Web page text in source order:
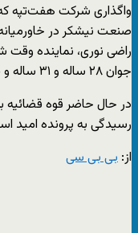
واگذاری شرکت هفت‌تپه
صنعت نیشکر در
راضی نوری، نماینده وقت
جوان ۲۸ ساله و ۳۱ ساله و صلاحیت آنان انتقاد کرده بود.
در حال حاضر قوه قضائیه
رسیدگی به پرونده امید
از: بی بی سی